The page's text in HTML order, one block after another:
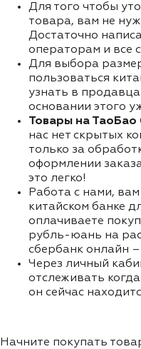
Для того чтобы
товара, вам не
Достаточно
операторам и все
Для выбора
пользоваться
узнать в
основании этого
Товары на ТаоБао
нас нет скрытых
только за
оформлении
это легко!
Работа с нами,
китайском банке
оплачиваете
рубль-юань на
сбербанк онлайн
Через личный
отслеживать
он сейчас
Начните покупать